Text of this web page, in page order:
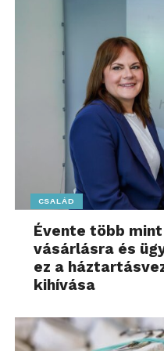
Mikor
Sokan még mindig úgy
pszichológushoz csak
érdemes fordulni. A
azonban egyre inkább
szemléletet
A szakemberek szerint
segítséget kérni, ha
vagy ismétlődő
akkor, ha:
CSALÁD
Évente több
vásárlásra és
ez a
kihívása